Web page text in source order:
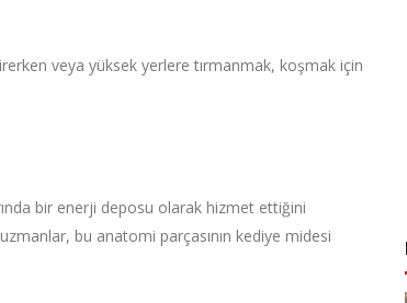
veya yüksek yerlere tırmanmak, koşmak için
bir enerji deposu olarak hizmet ettiğini
bu anatomi parçasının kediye midesi